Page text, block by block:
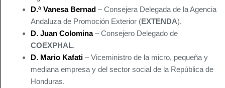
D.ª Vanesa Bernad – Consejera Delegada de la Agencia
Andaluza de Promoción Exterior (EXTENDA).
D. Juan Colomina– Consejero Delegado de
COEXPHAL.
D. Mario Kafati – Viceministro de la micro, pequeña y
mediana empresa y del sector social de la República de
Honduras.